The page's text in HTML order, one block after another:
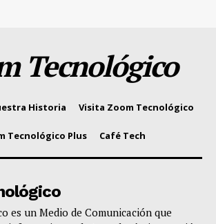
Tecnológico
Historia Visita Zoom Tecnológico
Tecnológico Plus Café Tech
es un Medio de Comunicación que